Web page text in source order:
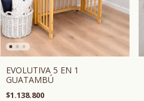
EVOLUTIVA 5 EN 1
GUATAMBÚ
$1.138.800